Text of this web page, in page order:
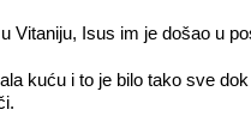
Vitaniju, Isus im je došao u
kuću i to je bilo tako sve